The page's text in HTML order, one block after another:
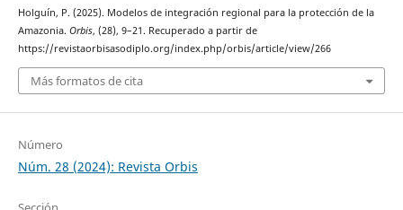
Holguín, P. (2025). Modelos de integración regional para la protección de la
Amazonia. Orbis, (28), 9–21. Recuperado a partir de
https://revistaorbisasodiplo.org/index.php/orbis/article/view/266
Más formatos de cita
Número
Núm. 28 (2024): Revista Orbis